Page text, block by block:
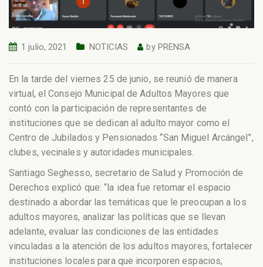
1 julio, 2021 NOTICIAS by PRENSA
En la tarde del viernes 25 de junio, se reunió de manera
virtual, el Consejo Municipal de Adultos Mayores que
contó con la participación de representantes de
instituciones que se dedican al adulto mayor como el
Centro de Jubilados y Pensionados “San Miguel Arcángel”,
clubes, vecinales y autoridades municipales.
Santiago Seghesso, secretario de Salud y Promoción de
Derechos explicó que: “la idea fue retomar el espacio
destinado a abordar las temáticas que le preocupan a los
adultos mayores, analizar las políticas que se llevan
adelante, evaluar las condiciones de las entidades
vinculadas a la atención de los adultos mayores, fortalecer
instituciones locales para que incorporen espacios,